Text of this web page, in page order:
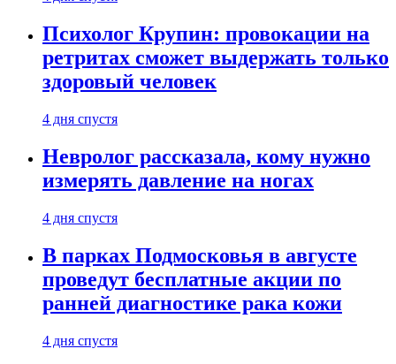
Психолог Крупин: провокации на
ретритах сможет выдержать только
здоровый человек
4 дня спустя
Невролог рассказала, кому нужно
измерять давление на ногах
4 дня спустя
В парках Подмосковья в августе
проведут бесплатные акции по
ранней диагностике рака кожи
4 дня спустя